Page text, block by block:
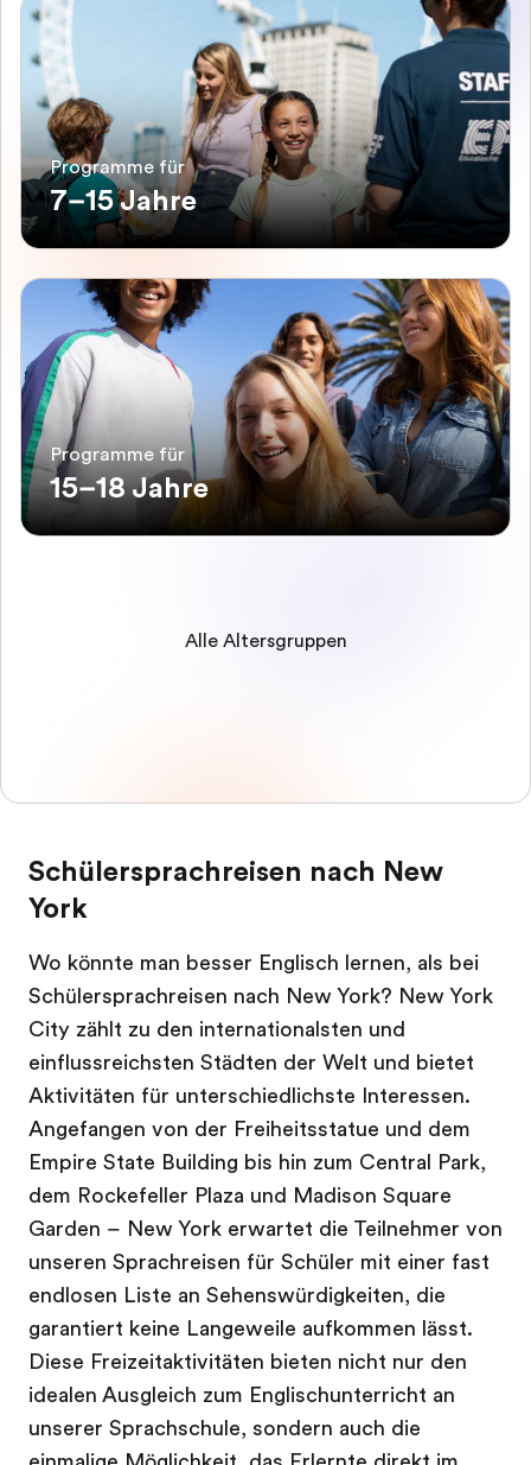
Programme für
7–15 Jahre
Programme für
15–18 Jahre
Alle Altersgruppen
Schülersprachreisen nach New
York
Wo könnte man besser Englisch lernen, als bei
Schülersprachreisen nach New York? New York
City zählt zu den internationalsten und
einflussreichsten Städten der Welt und bietet
Aktivitäten für unterschiedlichste Interessen.
Angefangen von der Freiheitsstatue und dem
Empire State Building bis hin zum Central Park,
dem Rockefeller Plaza und Madison Square
Garden – New York erwartet die Teilnehmer von
unseren Sprachreisen für Schüler mit einer fast
endlosen Liste an Sehenswürdigkeiten, die
garantiert keine Langeweile aufkommen lässt.
Diese Freizeitaktivitäten bieten nicht nur den
idealen Ausgleich zum Englischunterricht an
unserer Sprachschule, sondern auch die